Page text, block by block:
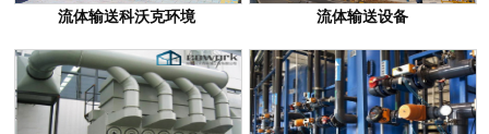
流体输送科沃克环境 流体输送设备